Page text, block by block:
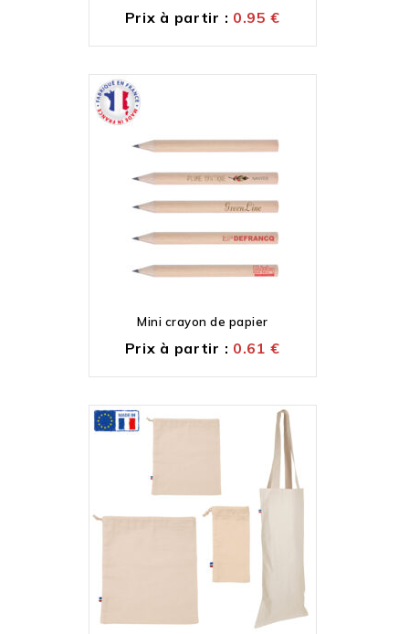
Prix à partir : 0.95€
Mini crayon de papier
Prix à partir : 0.61€